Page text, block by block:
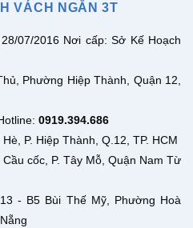
VÁCH NGĂN 3T
07/2016 Nơi cấp: Sở Kế Hoạch
Phường Hiệp Thành, Quận 12,
0919.394.686
P. Hiệp Thành, Q.12, TP. HCM
Cầu cốc, P. Tây Mỗ, Quận Nam Từ
- B5 Bùi Thế Mỹ, Phường Hoà